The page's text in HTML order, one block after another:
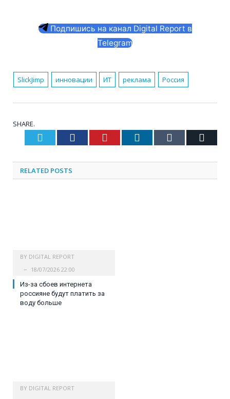
Подпишись на канал Digital Report в
Telegram
SlickJimp инновации ИТ реклама Россия
SHARE.
Twitter Facebook Pinterest LinkedIn Tumblr
RELATED POSTS
BY DIGITAL REPORT
18/07/2026 22:00
Из-за сбоев интернета
россияне будут платить за
воду больше
BY DIGITAL REPORT